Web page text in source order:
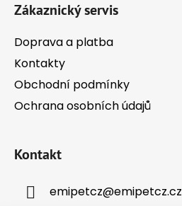
Zákaznický servis
Doprava a platba
Kontakty
Obchodní podmínky
Ochrana osobních údajů
Kontakt
emipetcz@emipetcz.cz